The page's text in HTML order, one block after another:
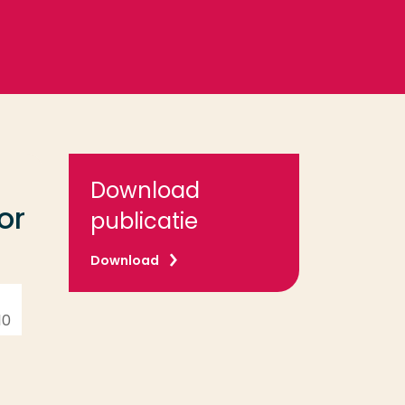
Download
publicatie
Download